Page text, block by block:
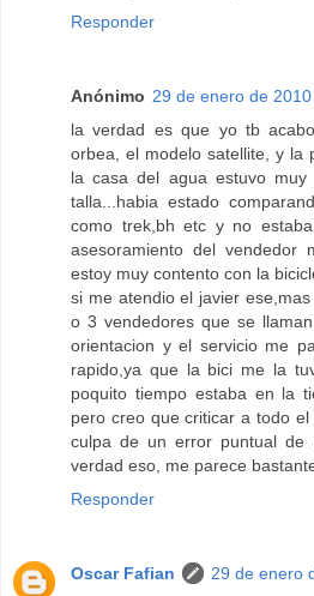
Responder
Anónimo 29 de enero de
la verdad es que yo tb
orbea, el modelo satellite, y la
la casa del agua estuvo
talla...habia estado
como trek,bh etc y no
asesoramiento del vendedor
estoy muy contento con la
si me atendio el javier
o 3 vendedores que se
orientacion y el servicio me
rapido,ya que la bici me la
poquito tiempo estaba en la
pero creo que criticar a todo
culpa de un error puntual
verdad eso, me parece
Responder
Oscar Fafian
29 de enero